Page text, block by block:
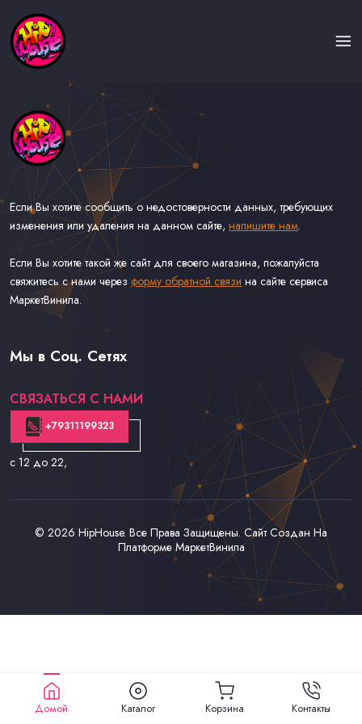
Если Вы хотите сообщить о недостоверности данных, требующих
изменения или удаления на данном сайте, напишите нам.
Если Вы хотите такой же сайт для своего магазина, пожалуйста
свяжитесь с нами через форму обратной связи на сайте сервиса
МаркетВинила.
Каталог Музыки на Виниле В Наличии
Доставка и Оплата
Мы в Соц. Сетях
СВЯЗАТЬСЯ С НАМИ
+79311199323
с 12 до 22,
© 2026 HipHouse. Все Права Защищены. Сайт Создан На
Платформе МаркетВинила
Домой Каталог Корзина Контакты